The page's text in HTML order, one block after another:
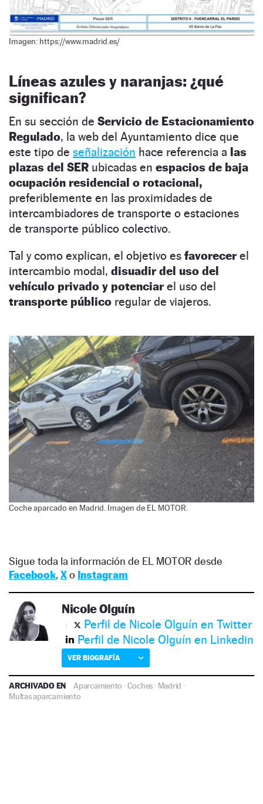
Imagen: https://www.madrid.es/
Líneas azules y naranjas: ¿qué
significan?
En su sección de Servicio de Estacionamiento
Regulado, la web del Ayuntamiento dice que
este tipo de señalización hace referencia a las
plazas del SER ubicadas en espacios de baja
ocupación residencial o rotacional,
preferiblemente en las proximidades de
intercambiadores de transporte o estaciones
de transporte público colectivo.
Tal y como explican, el objetivo es favorecerel
intercambio modal, disuadir del uso del
vehículo privado y potenciarel uso del
transporte público regular de viajeros.
Coche aparcado en Madrid. Imagen de EL MOTOR.
Sigue toda la información de EL MOTOR desde
Facebook, Xo Instagram
Nicole Olguín
Perfil de Nicole Olguín en Twitter
Perfil de Nicole Olguín en Linkedin
VER BIOGRAFÍA
ARCHIVADO EN Aparcamiento ·Coches · Madrid ·
Multas aparcamiento